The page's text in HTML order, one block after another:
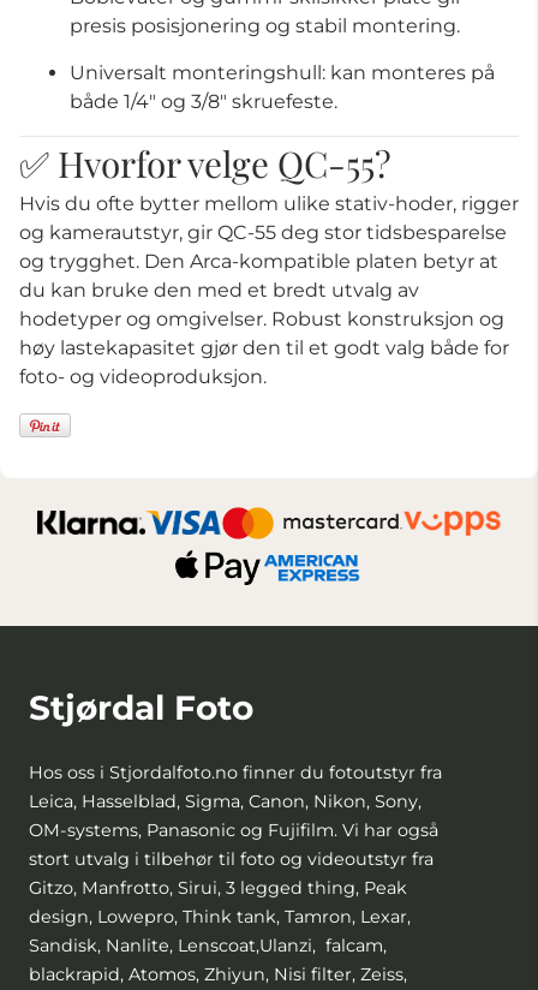
presis posisjonering og stabil montering.
Universalt monteringshull: kan monteres på
både 1/4″ og 3/8″ skruefeste.
✅ Hvorfor velge QC-55?
Hvis du ofte bytter mellom ulike stativ-hoder, rigger
og kamerautstyr, gir QC-55 deg stor tidsbesparelse
og trygghet. Den Arca-kompatible platen betyr at
du kan bruke den med et bredt utvalg av
hodetyper og omgivelser. Robust konstruksjon og
høy lastekapasitet gjør den til et godt valg både for
foto- og videoproduksjon.
Stjørdal Foto
Hos oss i Stjordalfoto.no finner du fotoutstyr fra
Leica, Hasselblad, Sigma, Canon, Nikon, Sony,
OM-systems, Panasonic og Fujifilm. Vi har også
stort utvalg i tilbehør til foto og videoutstyr fra
Gitzo, Manfrotto, Sirui, 3 legged thing, Peak
design, Lowepro, Think tank, Tamron, Lexar,
Sandisk, Nanlite, Lenscoat,Ulanzi, falcam,
blackrapid, Atomos, Zhiyun, Nisi filter, Zeiss,